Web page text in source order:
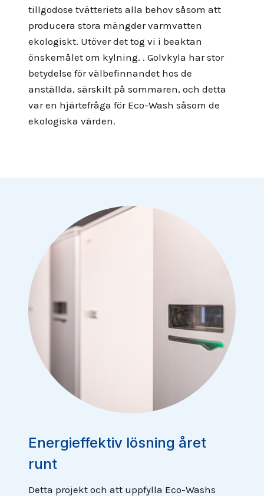
tillgodose tvätteriets alla behov såsom att
producera stora mängder varmvatten
ekologiskt. Utöver det tog vi i beaktan
önskemålet om kylning. . Golvkyla har stor
betydelse för välbefinnandet hos de
anställda, särskilt på sommaren, och detta
var en hjärtefråga för Eco-Wash såsom de
ekologiska värden.
Energieffektiv lösning året
runt
Detta projekt och att uppfylla Eco-Washs